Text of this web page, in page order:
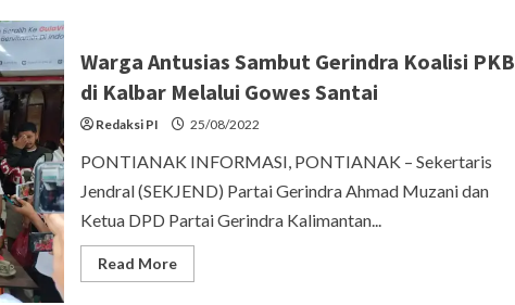
Berikan
Kepada
Ibadah
Bengkayang
Warga Antusias Sambut Gerindra Koalisi PKB
di Kalbar Melalui Gowes Santai
Redaksi PI 25/08/2022
PONTIANAK INFORMASI, PONTIANAK – Sekertaris
Jendral (SEKJEND) Partai Gerindra Ahmad Muzani dan
Ketua DPD Partai Gerindra Kalimantan...
Read MoreRead
more